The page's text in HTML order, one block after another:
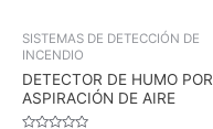
SISTEMAS DE DETECCIÓN DE
INCENDIO
DETECTOR DE HUMO POR
ASPIRACIÓN DE AIRE